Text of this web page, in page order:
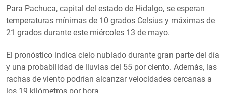
Para Pachuca, capital del estado de Hidalgo, se esperan
temperaturas mínimas de 10 grados Celsius y máximas de
21 grados durante este miércoles 13 de mayo.
El pronóstico indica cielo nublado durante gran parte del día
y una probabilidad de lluvias del 55 por ciento. Además, las
rachas de viento podrían alcanzar velocidades cercanas a